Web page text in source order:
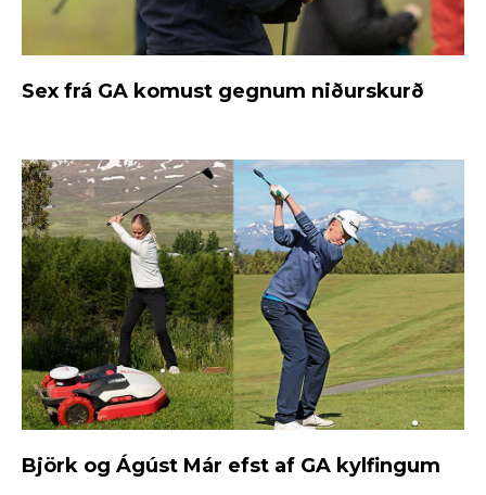
Sex frá GA komust gegnum niðurskurð
Björk og Ágúst Már efst af GA kylfingum